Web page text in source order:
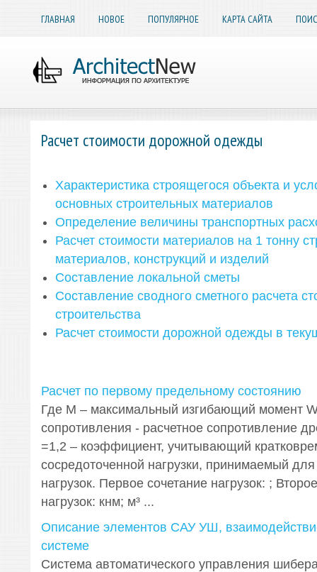
ГЛАВНАЯ НОВОЕ ПОПУЛЯРНОЕ КАРТА САЙТА
Расчет стоимости дорожной одежды
Характеристика строящегося объекта и
основных строительных материалов
Определение величины транспортных
Расчет стоимости материалов на 1 тонну
материалов, конструкций и изделий
Составление локальной сметы
Составление сводного сметного расчета
строительства
Расчет стоимости дорожной одежды в
Расчет по первому предельному состоянию
Где М – максимальный изгибающий момент
сопротивления - расчетное сопротивление
=1,2 – коэффициент, учитывающий
сосредоточенной нагрузки, принимаемый для
нагрузок. Первое сочетание нагрузок: ;
нагрузок: кнм; м³ ...
Описание элементов САУ УШ,
системе
Система автоматического управления